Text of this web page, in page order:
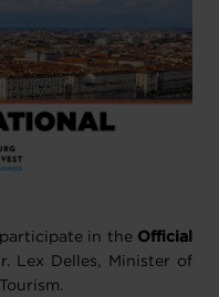
in the Official
Lex Delles, Minister of